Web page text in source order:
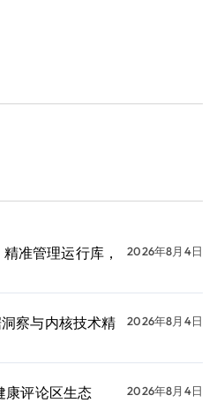
准管理运行库，
2026年8月4日
察与内核技术精
2026年8月4日
康评论区生态 2026年8月4日